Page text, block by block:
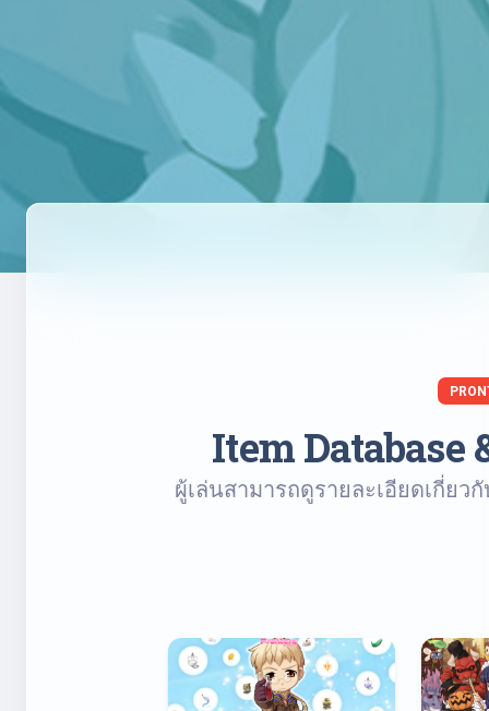
Item Database
ผู้เล่นสามารถดูรายละเอียดเกี่ย